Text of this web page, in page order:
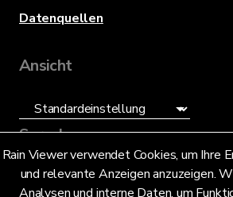
Rain Viewer verwendet Cookies, um Ihre
und relevante Anzeigen anzuzeigen.
Analysen und interne Daten, um
Datenquellen
Ansicht
Sprache
Deutsch (DE)